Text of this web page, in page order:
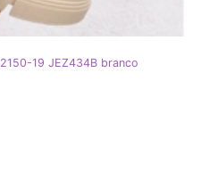
19 JEZ434B branco